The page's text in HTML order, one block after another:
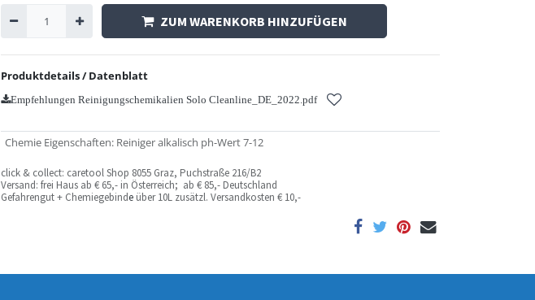
ZUM WARENKORB HINZUFÜGEN
Produktdetails / Datenblatt
Empfehlungen Reinigungschemikalien Solo Cleanline_DE_2022.pdf
Chemie Eigenschaften: Reiniger alkalisch ph-Wert 7-12
click & collect: caretool Shop 8055 Graz, Puchstraße 216/B2
Versand: frei Haus ab € 65,- in Österreich; ab € 85,- Deutschland
Gefahrengut + Chemiegebinde über 10L zusätzl. Versandkosten € 10,-